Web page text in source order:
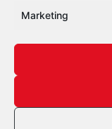
Marketing
Die Indians
News
Fans